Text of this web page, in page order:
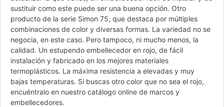
sustituir como este puede ser una buena opción. Otro
producto de la serie Simon 75, que destaca por múltiples
combinaciones de color y diversas formas. La variedad no se
negocia, en este caso. Pero tampoco, ni mucho menos, la
calidad. Un estupendo embellecedor en rojo, de fácil
instalación y fabricado en los mejores materiales
termoplásticos. La máxima resistencia a elevadas y muy
bajas temperaturas. Si buscas otro color que no sea el rojo,
encuéntralo en nuestro catálogo online de marcos y
embellecedores.